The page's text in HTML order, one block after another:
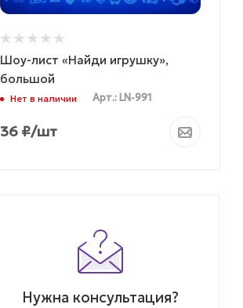
% АКЦИЯ
Шоу-лист «Найди игрушку»,
большой
Нет в наличии Арт.: LN-991
36 ₽/шт
Нужна консультация?